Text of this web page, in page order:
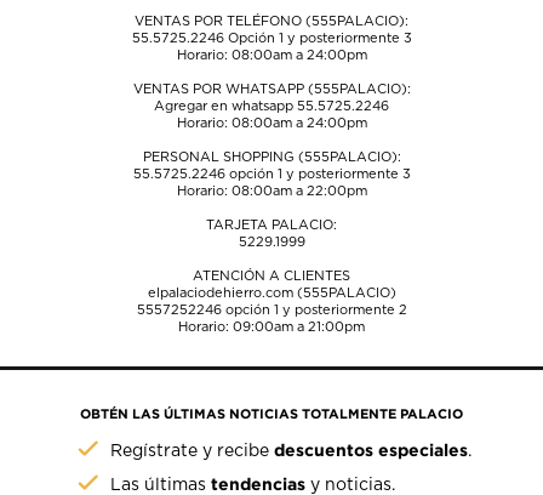
VENTAS POR TELÉFONO (555PALACIO):
55.5725.2246Opción 1 y posteriormente 3
Horario: 08:00am a 24:00pm
VENTAS POR WHATSAPP (555PALACIO):
Agregar en whatsapp 55.5725.2246
Horario: 08:00am a 24:00pm
PERSONAL SHOPPING (555PALACIO):
55.5725.2246opción 1 y posteriormente 3
Horario: 08:00am a 22:00pm
TARJETA PALACIO:
5229.1999
ATENCIÓN A CLIENTES
elpalaciodehierro.com (555PALACIO)
5557252246opción 1 y posteriormente 2
Horario: 09:00am a 21:00pm
OBTÉN LAS ÚLTIMAS NOTICIAS TOTALMENTE PALACIO
Regístrate y recibedescuentos especiales.
Las últimastendencias y noticias.